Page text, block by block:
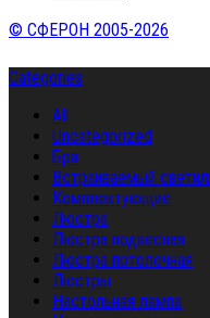
© СФЕРОН 2005-2026
Categories
All
Uncategorized
Бра
Встраиваемый
Комплектующие
Люстра
Люстра подвесная
Люстра потолочная
Люстры
Настольная лампа